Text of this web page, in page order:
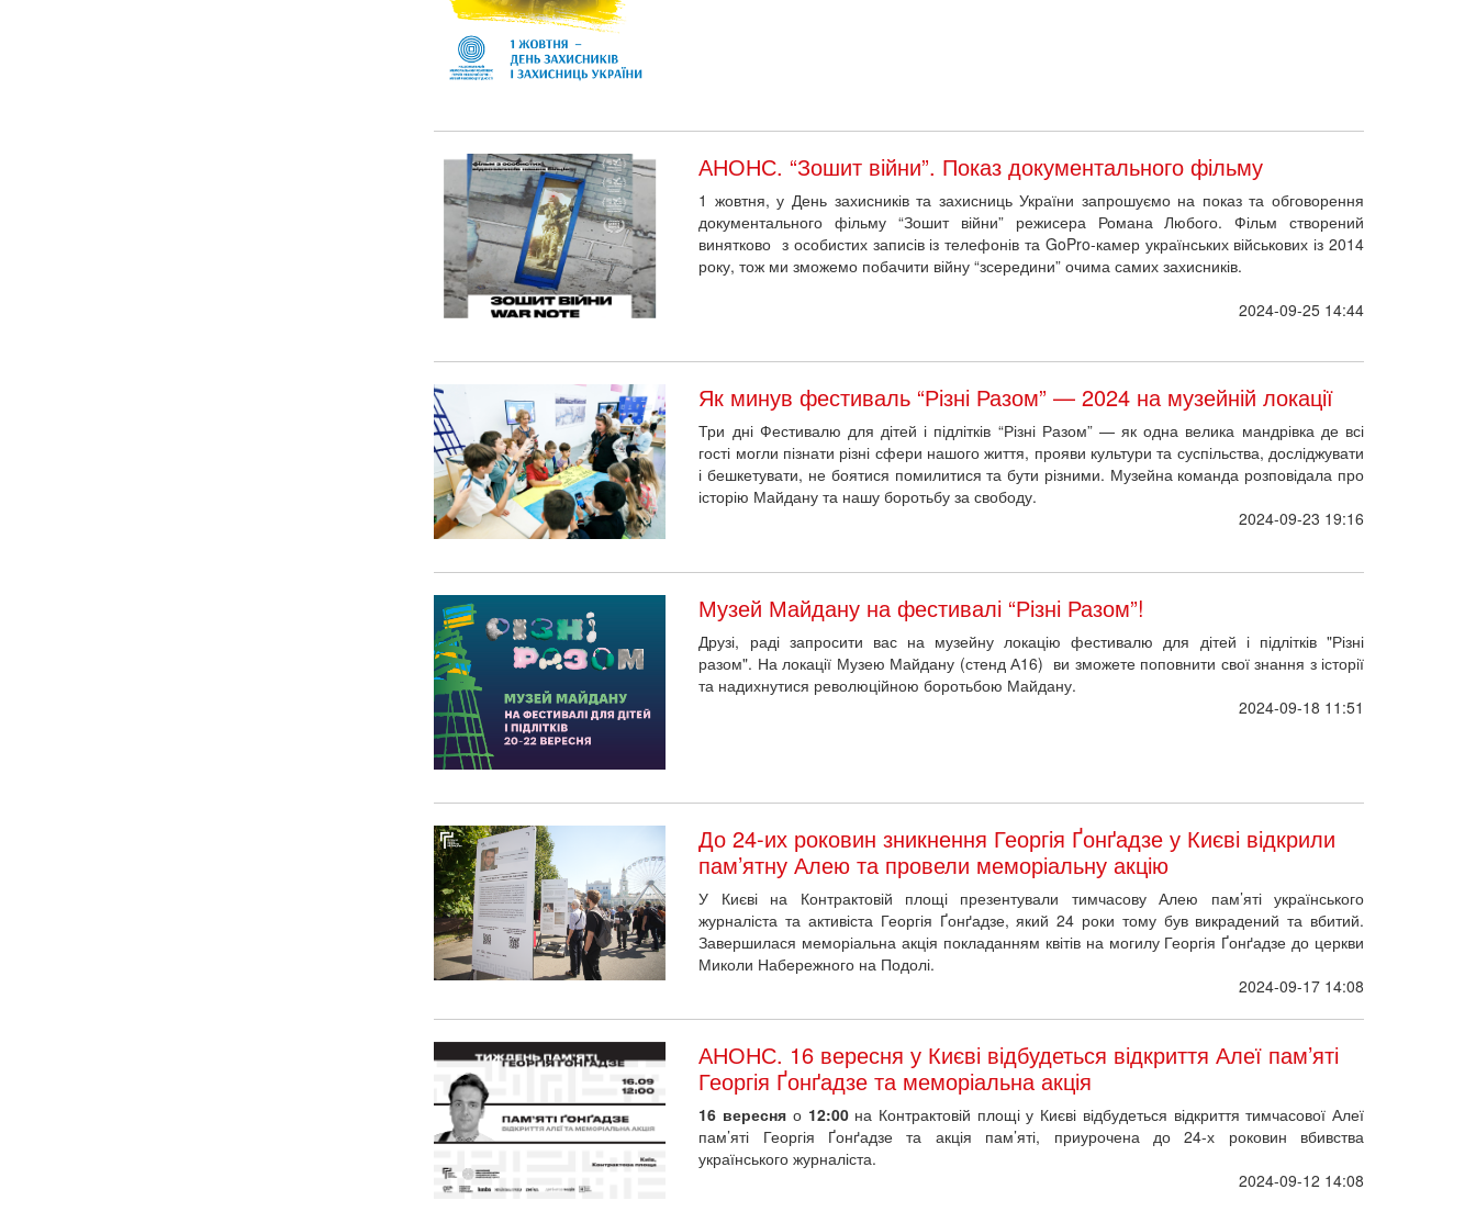
АНОНС. “Зошит війни”. Показ документального фільму
1 жовтня, у День захисників та захисниць України запрошуємо на показ та обговорення
документального фільму “Зошит війни” режисера Романа Любого. Фільм створений
винятково з особистих записів із телефонів та GoPro-камер українських військових із 2014
року, тож ми зможемо побачити війну “зсередини” очима самих захисників.
2024-09-25 14:44
Як минув фестиваль “Різні Разом” — 2024 на музейній локації
Три дні Фестивалю для дітей і підлітків “Різні Разом” — як одна велика мандрівка де всі
гості могли пізнати різні сфери нашого життя, прояви культури та суспільства, досліджувати
і бешкетувати, не боятися помилитися та бути різними. Музейна команда розповідала про
історію Майдану та нашу боротьбу за свободу.
2024-09-23 19:16
Музей Майдану на фестивалі “Різні Разом”!
Друзі, раді запросити вас на музейну локацію фестивалю для дітей і підлітків "Різні
разом". На локації Музею Майдану (стенд А16) ви зможете поповнити свої знання з історії
та надихнутися революційною боротьбою Майдану.
2024-09-18 11:51
До 24-их роковин зникнення Георгія Ґонґадзе у Києві відкрили
пам’ятну Алею та провели меморіальну акцію
У Києві на Контрактовій площі презентували тимчасову Алею пам’яті українського
журналіста та активіста Георгія Ґонґадзе, який 24 роки тому був викрадений та вбитий.
Завершилася меморіальна акція покладанням квітів на могилу Георгія Ґонґадзе до церкви
Миколи Набережного на Подолі.
2024-09-17 14:08
АНОНС. 16 вересня у Києві відбудеться відкриття Алеї пам’яті
Георгія Ґонґадзе та меморіальна акція
16 вересня о 12:00 на Контрактовій площі у Києві відбудеться відкриття тимчасової Алеї
пам’яті Георгія Ґонґадзе та акція пам’яті, приурочена до 24-х роковин вбивства
українського журналіста.
2024-09-12 14:08